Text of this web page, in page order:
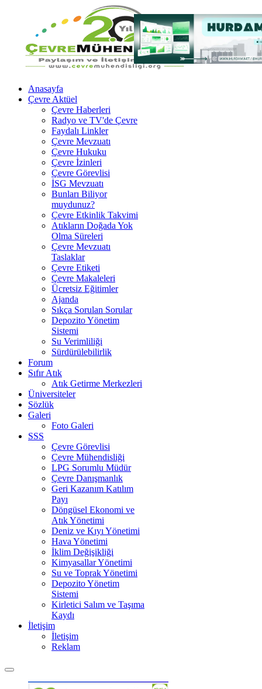
Anasayfa
Çevre Aktüel
Çevre Haberleri
Radyo ve TV'de Çevre
Faydalı Linkler
Çevre Mevzuatı
Çevre Hukuku
Çevre İzinleri
Çevre Görevlisi
İSG Mevzuatı
Bunları Biliyor
muydunuz?
Çevre Etkinlik Takvimi
Atıkların Doğada Yok
Olma Süreleri
Çevre Mevzuatı
Taslaklar
Çevre Etiketi
Çevre Makaleleri
Ücretsiz Eğitimler
Ajanda
Sıkça Sorulan Sorular
Depozito Yönetim
Sistemi
Su Verimliliği
Sürdürülebilirlik
Forum
Sıfır Atık
Atık Getirme Merkezleri
Üniversiteler
Sözlük
Galeri
Foto Galeri
SSS
Çevre Görevlisi
Çevre Mühendisliği
LPG Sorumlu Müdür
Çevre Danışmanlık
Geri Kazanım Katılım
Payı
Döngüsel Ekonomi ve
Atık Yönetimi
Deniz ve Kıyı Yönetimi
Hava Yönetimi
İklim Değişikliği
Kimyasallar Yönetimi
Su ve Toprak Yönetimi
Depozito Yönetim
Sistemi
Kirletici Salım ve Taşıma
Kaydı
İletişim
İletişim
Reklam